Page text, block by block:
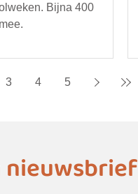
Bijna 400
3 4 5
nieuwsbrief